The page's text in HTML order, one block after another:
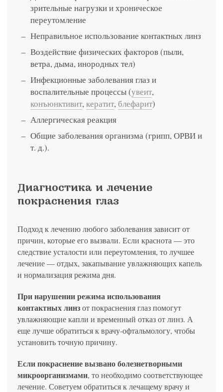
зрительные нагрузки и хроническое
переутомление
Неправильное использование контактных линз
Воздействие физических факторов (пыли,
ветра, дыма, инородных тел)
Инфекционные заболевания глаз и
воспалительные процессы (увеит,
конъюнктивит,кератит, блефарит)
Аллергическая реакция
Общие заболевания организма (грипп, ОРВИ и
т. д.).
Диагностика и лечение
покраснения глаз
Подход к лечению любого заболевания зависит от
причин, которые его вызвали. Если краснота — это
следствие усталости или переутомления, то лучшее
лечение — отдых, закапывание увлажняющих капель
и нормализация режима дня.
При нарушении режима использования
контактных линзот покраснения глаз помогут
увлажняющие капли и временный отказ от линз. А
еще лучше обратиться к врачу-офтальмологу, чтобы
установить точную причину.
Если покраснение вызвано болезнетворными
микроорганизмами, то необходимо соответствующее
лечение. Советуем обратиться к лечащему врачу и